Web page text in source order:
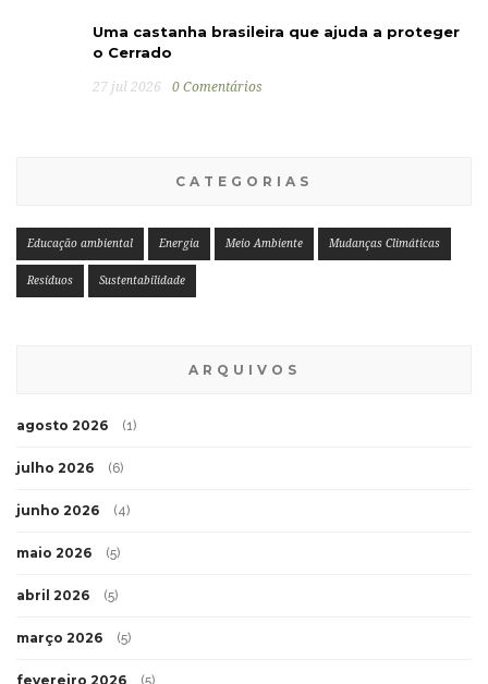
Uma castanha brasileira que ajuda a proteger
o Cerrado
27 jul 2026 0 Comentários
CATEGORIAS
Educação ambiental Energia Meio Ambiente Mudanças Climáticas
Resíduos Sustentabilidade
ARQUIVOS
agosto 2026 (1)
julho 2026 (6)
junho 2026 (4)
maio 2026 (5)
abril 2026 (5)
março 2026 (5)
fevereiro 2026 (5)